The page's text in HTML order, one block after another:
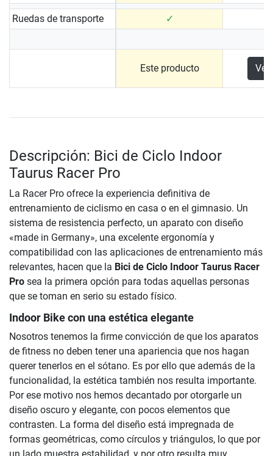
Ruedas de transporte ✓
Este producto Ver
Descripción: Bici de Ciclo Indoor
Taurus Racer Pro
La Racer Pro ofrece la experiencia definitiva de
entrenamiento de ciclismo en casa o en el gimnasio. Un
sistema de resistencia perfecto, un aparato con diseño
«made in Germany», una excelente ergonomía y
compatibilidad con las aplicaciones de entrenamiento más
relevantes, hacen que la Bici de Ciclo Indoor Taurus Racer
Pro sea la primera opción para todas aquellas personas
que se toman en serio su estado físico.
Indoor Bike con una estética elegante
Nosotros tenemos la firme convicción de que los aparatos
de fitness no deben tener una apariencia que nos hagan
querer tenerlos en el sótano. Es por ello que además de la
funcionalidad, la estética también nos resulta importante.
Por ese motivo nos hemos decantado por otorgarle un
diseño oscuro y elegante, con pocos elementos que
contrasten. La forma del diseño está impregnada de
formas geométricas, como círculos y triángulos, lo que por